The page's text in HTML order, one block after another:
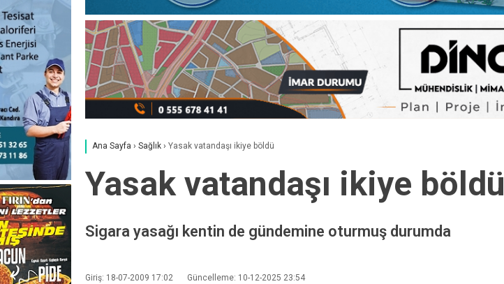
Ana Sayfa › Sağlık › Yasak vatandaşı ikiye böldü
Yasak vatandaşı ikiye böldü
Sigara yasağı kentin de gündemine oturmuş durumda
Giriş: 18-07-2009 17:02 Güncelleme: 10-12-2025 23:54